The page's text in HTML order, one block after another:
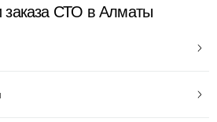
заказа СТО в Алматы